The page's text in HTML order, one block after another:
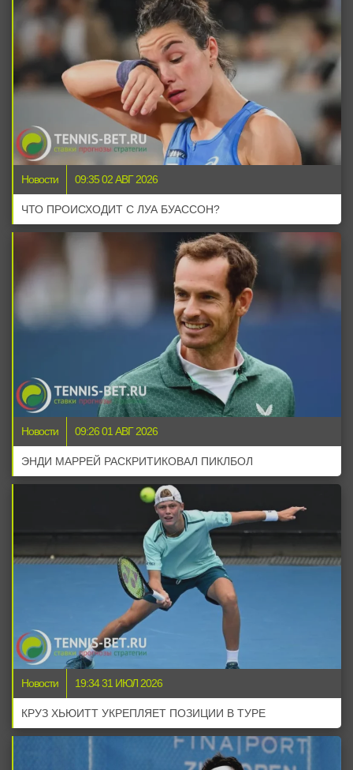
Новости 09:35 02 АВГ 2026
ЧТО ПРОИСХОДИТ С ЛУА БУАССОН?
Новости 09:26 01 АВГ 2026
ЭНДИ МАРРЕЙ РАСКРИТИКОВАЛ ПИКЛБОЛ
Новости 19:34 31 ИЮЛ 2026
КРУЗ ХЬЮИТТ УКРЕПЛЯЕТ ПОЗИЦИИ В ТУРЕ